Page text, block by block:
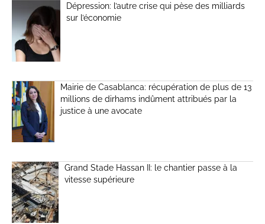
Dépression: l’autre crise qui pèse des milliards
sur l’économie
Mairie de Casablanca: récupération de plus de 13
millions de dirhams indûment attribués par la
justice à une avocate
Grand Stade Hassan II: le chantier passe à la
vitesse supérieure